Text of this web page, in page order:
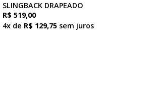
SLINGBACK DRAPEADO
R$ 519,00
4x de R$ 129,75 sem juros